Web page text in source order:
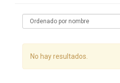
No hay resultados.